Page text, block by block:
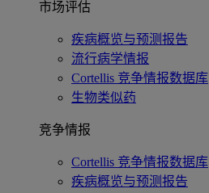
市场评估
疾病概览与预测报告
流行病学情报
Cortellis 竞争情报数据库
生物类似药
竞争情报
Cortellis 竞争情报数据库
疾病概览与预测报告